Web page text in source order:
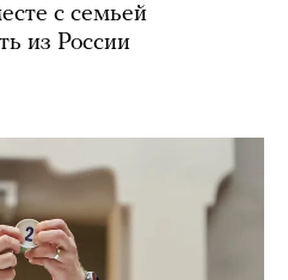
с семьей
из России